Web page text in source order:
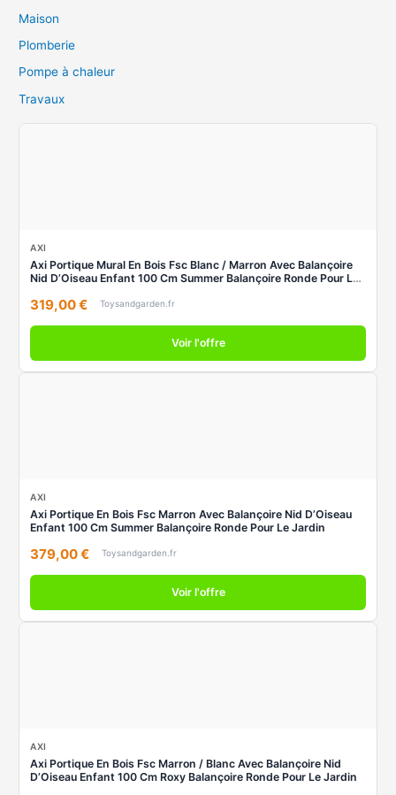
Maison
Plomberie
Pompe à chaleur
Travaux
AXI
Axi Portique Mural En Bois Fsc Blanc / Marron Avec Balançoire
Nid D’Oiseau Enfant 100 Cm Summer Balançoire Ronde Pour Le
319,00 € Toysandgarden.fr
Voir l'offre
AXI
Axi Portique En Bois Fsc Marron Avec Balançoire Nid D’Oiseau
Enfant 100 Cm Summer Balançoire Ronde Pour Le Jardin
379,00 € Toysandgarden.fr
Voir l'offre
AXI
Axi Portique En Bois Fsc Marron / Blanc Avec Balançoire Nid
D’Oiseau Enfant 100 Cm Roxy Balançoire Ronde Pour Le Jardin